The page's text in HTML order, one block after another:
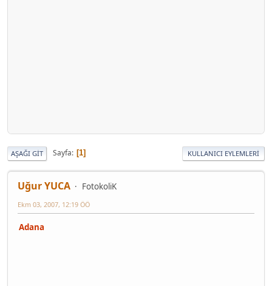
AŞAĞI GIT Sayfa 1 KULLANICI EYLEMLERI
Uğur YUCA FotokoliK
Ekm 03, 2007, 12:19 ÖÖ
Adana